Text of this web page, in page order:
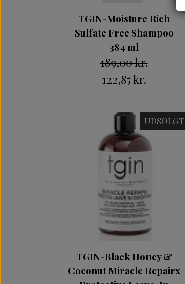
TGIN-Moisture Rich
Sulfate Free Shampoo
384 ml
189,00 kr.
122,85 kr.
UDSOLGT
TGIN-Black Honey &
Coconut Miracle Repairx